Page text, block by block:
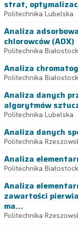
strat,
Politechnika Lubelska
Analiza
chlorowców (AOX)
Politechnika
Analiza
Politechnika
Analiza danych
algorytmów
Politechnika Lubelska
Analiza danych
Politechnika
Analiza
Politechnika
Analiza
zawartości
ma...
Politechnika